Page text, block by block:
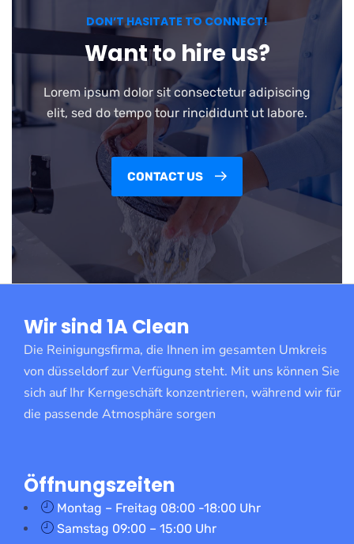
DON’T HASITATE TO CONNECT!
Want to hire us?
Lorem ipsum dolor sit consectetur adipiscing
elit, sed do tempo tour rincididunt ut labore.
CONTACT US
Wir sind 1A Clean
Die Reinigungsfirma, die Ihnen im gesamten Umkreis
von düsseldorf zur Verfügung steht. Mit uns können Sie
sich auf Ihr Kerngeschäft konzentrieren, während wir für
die passende Atmosphäre sorgen
Öffnungszeiten
Montag – Freitag 08:00 -18:00 Uhr
Samstag 09:00 – 15:00 Uhr